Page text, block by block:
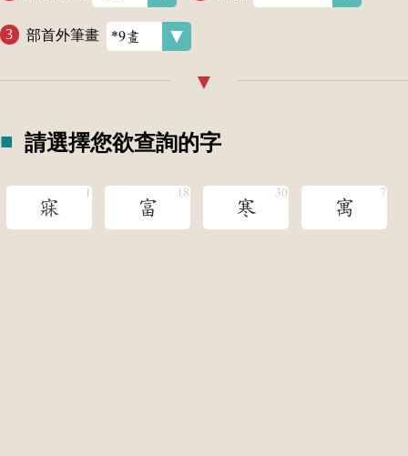
部首外筆畫
請選擇您欲查詢的字
寐 富 寒 寓